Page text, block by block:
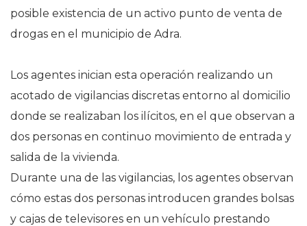
posible existencia de un activo punto de venta de
drogas en el municipio de Adra.
Los agentes inician esta operación realizando un
acotado de vigilancias discretas entorno al domicilio
donde se realizaban los ilícitos, en el que observan a
dos personas en continuo movimiento de entrada y
salida de la vivienda.
Durante una de las vigilancias, los agentes observan
cómo estas dos personas introducen grandes bolsas
y cajas de televisores en un vehículo prestando